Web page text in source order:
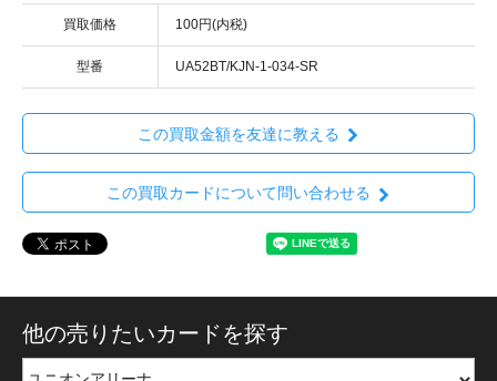
買取価格 100円(内税)
型番 UA52BT/KJN-1-034-SR
この買取金額を友達に教える
この買取カードについて問い合わせる
他の売りたいカードを探す